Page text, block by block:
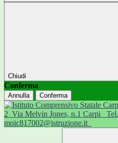
Chiudi
Conferma
Annulla Conferma
2 Via Melvin Jones, n.1 Carpi
moic817002@istruzione.it